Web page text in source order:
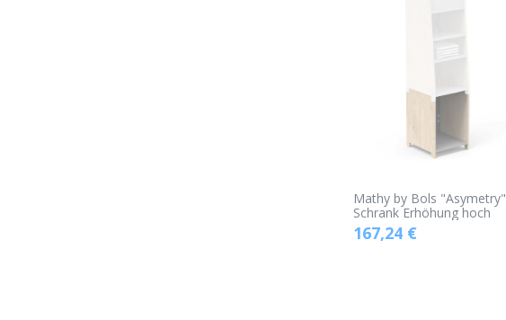
Mathy by Bols "Asymetry"
Schrank Erhöhung hoch
167,24€